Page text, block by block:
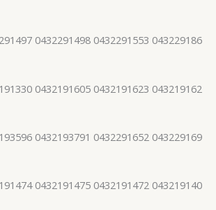
0432291498 0432291553 043229186
0432191605 0432191623 043219162
0432193791 0432291652 043229169
0432191475 0432191472 043219140